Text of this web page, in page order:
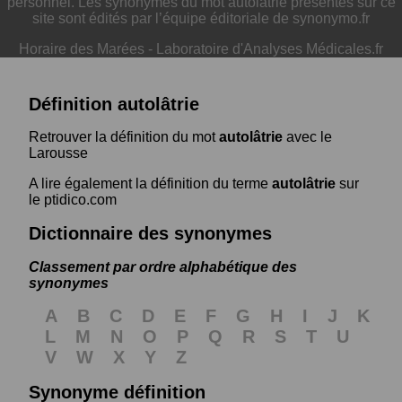
site sont édités par l’équipe éditoriale de synonymo.fr
Horaire des Marées - Laboratoire d'Analyses Médicales.fr
Définition autolâtrie
Retrouver la définition du motautolâtrie avec le
Larousse
A lire également la définition du terme autolâtrie sur
le ptidico.com
Dictionnaire des synonymes
Classement par ordre alphabétique des
synonymes
A B C D E F G H I J
K
L
M N O P Q R S T
U
V
W X Y
Z
Synonyme définition